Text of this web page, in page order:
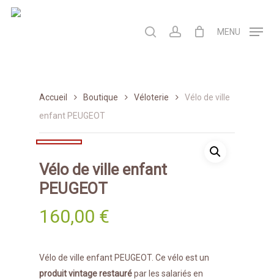
Skip
search account MENU
Accueil Boutique Véloterie
Vélo de ville
enfant PEUGEOT
Vélo de ville enfant
PEUGEOT
160,00 €
Vélo de ville enfant PEUGEOT. Ce vélo est un
produit vintage restaurépar les salariés en